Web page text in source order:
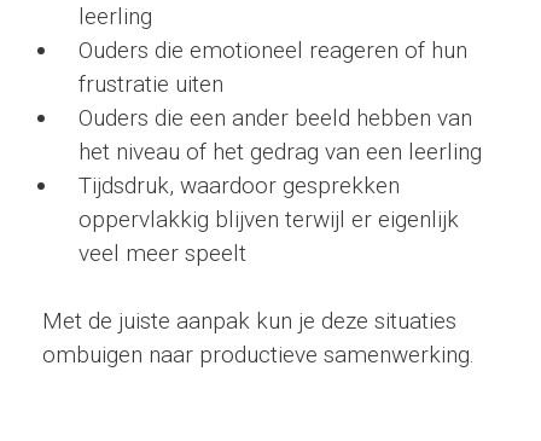
leerling
Ouders die emotioneel reageren of hun
frustratie uiten
Ouders die een ander beeld hebben van
het niveau of het gedrag van een leerling
Tijdsdruk, waardoor gesprekken
oppervlakkig blijven terwijl er eigenlijk
veel meer speelt
Met de juiste aanpak kun je deze situaties
ombuigen naar productieve samenwerking.